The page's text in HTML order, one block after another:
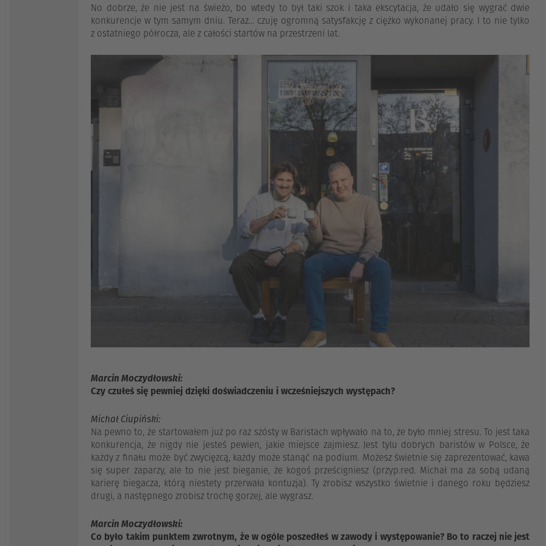
No dobrze, że nie jest na świeżo, bo wtedy to był taki szok i taka ekscytacja, że udało się wygrać dwie
konkurencje w tym samym dniu. Teraz… czuję ogromną satysfakcję z ciężko wykonanej pracy. I to nie tylko
z ostatniego półrocza, ale z całości startów na przestrzeni lat.
Marcin Moczydłowski:
Czy czułeś się pewniej dzięki doświadczeniu i wcześniejszych występach?
Michał Ciupiński:
Na pewno to, że startowałem już po raz szósty w Baristach wpływało na to, że było mniej stresu. To jest taka
konkurencja, że nigdy nie jesteś pewien, jakie miejsce zajmiesz. Jest tylu dobrych baristów w Polsce, że
każdy z finału może być zwycięzcą, każdy może stanąć na podium. Możesz świetnie się zaprezentować, kawa
się super zaparzy, ale to nie jest bieganie, że kogoś prześcigniesz (przyp.red. Michał ma za sobą udaną
karierę biegacza, którą niestety przerwała kontuzja). Ty zrobisz wszystko świetnie i danego roku będziesz
drugi, a następnego zrobisz trochę gorzej, ale wygrasz.
Marcin Moczydłowski:
Co było takim punktem zwrotnym, że w ogóle poszedłeś w zawody i występowanie? Bo to raczej nie jest